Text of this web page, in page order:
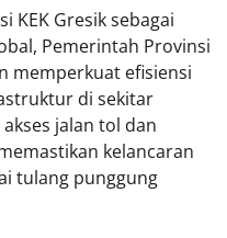
KEK Gresik sebagai
Pemerintah Provinsi
memperkuat efisiensi
di sekitar
jalan tol dan
kelancaran
tulang punggung